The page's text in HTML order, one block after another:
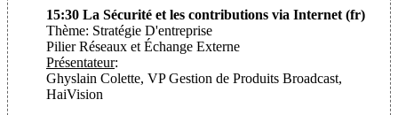
15:30 La Sécurité et les contributions via Internet (fr)
Thème: Stratégie D'entreprise
Pilier Réseaux et Échange Externe
Présentateur:
Ghyslain Colette, VP Gestion de Produits Broadcast,
HaiVision